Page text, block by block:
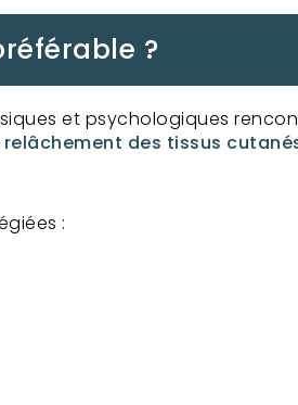
?
et psychologiques
relâchement des tissus
: